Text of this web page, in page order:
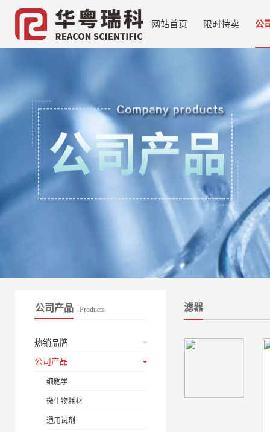
网站首页 限时特卖 公
公司产品 Products
热销品牌
公司产品
细胞学
微生物耗材
通用试剂
滤器